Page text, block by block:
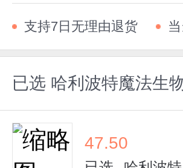
支持7日无理由退货
已选 哈利波特魔法生
47.50